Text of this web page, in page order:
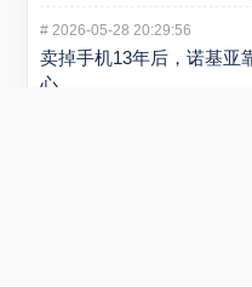
# 2026-05-28 20:29:56
卖掉手机13年后，诺基亚
心